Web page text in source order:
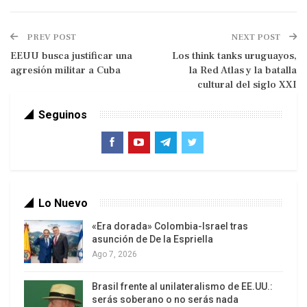
Rusia a mantener su economía de guerra ante
Ucrania, donde los más de cuatro años de
contienda están haciendo ya mella en Moscú, sin
Una mujer cerca de una pantalla gigante que muestra
imágenes del encuentro entre el presidente chino Xi
Jinping y su homólogo ruso Vladimir Putin
Cuando aún no se había apagado el eco de
la visita del presidente estadounidense, Donald
PREV POST
EEUU busca justificar una
agresión militar a Cuba
NEXT POST
Los think tanks uruguayos,
la Red Atlas y la batalla
cultural del siglo XXI
Seguinos
Lo Nuevo
«Era dorada» Colombia-Israel tras
asunción de De la Espriella
Ago 7, 2026
Brasil frente al unilateralismo de EE.UU.:
serás soberano o no serás nada